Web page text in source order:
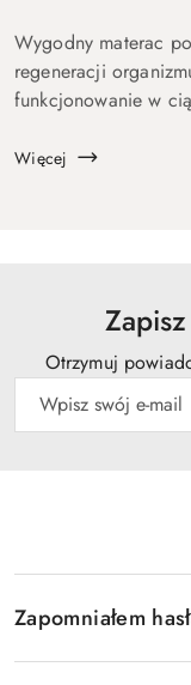
Wygodny materac
regeneracji
funkcjonowanie w
psychicznej.
Więcej
Otrzymuj
Zapomniałem